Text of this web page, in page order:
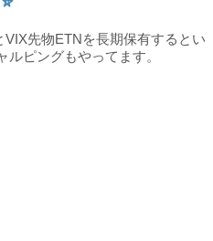
先物ETNを長期保有するとい
ピングもやってます。